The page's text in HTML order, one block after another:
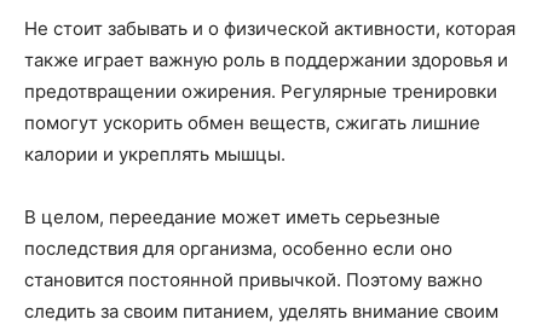
Не стоит забывать и о физической активности, которая
также играет важную роль в поддержании здоровья и
предотвращении ожирения. Регулярные тренировки
помогут ускорить обмен веществ, сжигать лишние
калории и укреплять мышцы.
В целом, переедание может иметь серьезные
последствия для организма, особенно если оно
становится постоянной привычкой. Поэтому важно
следить за своим питанием, уделять внимание своим